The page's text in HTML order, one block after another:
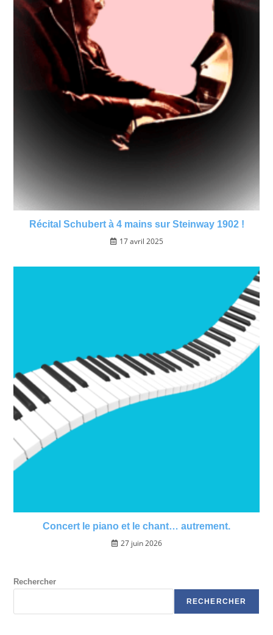
Récital Schubert à 4 mains sur Steinway 1902 !
17 avril 2025
Concert le piano et le chant… autrement.
27 juin 2026
Rechercher
RECHERCHER